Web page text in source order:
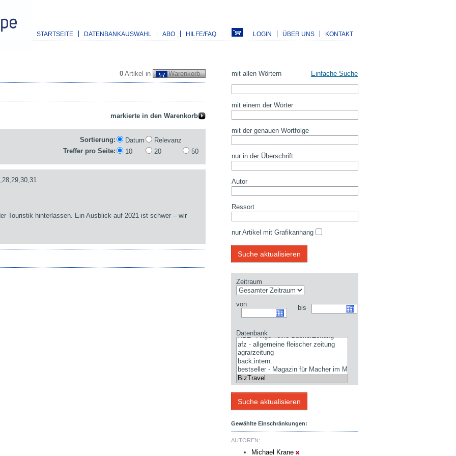
STARTSEITE DATENBANKAUSWAHL ABO HILFE/FAQ LOGIN ÜBER UNS KONTAKT
0 Artikel in Warenkorb
Sortierung: Datum
Relevanz
Treffer pro Seite:
10 20 50
Touristik hinterlassen. Ein Ausblick auf 2021 ist schwer – wir
mit allen Wörtern Einfache Suche
mit einem der Wörter
mit der genauen Wortfolge
nur in der Überschrift
Autor
Ressort
nur Artikel mit Grafikanhang
Zeitraum
von bis
Datenbank
Gewählte Einschränkungen:
AUTOREN:
Michael Krane